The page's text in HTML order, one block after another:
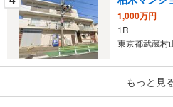
1,000万円
1R
東京都武蔵村
成約でも
パレ・ドー
もっと見